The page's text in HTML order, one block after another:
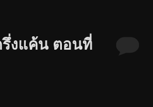
รึ่งแค้น ตอนที่